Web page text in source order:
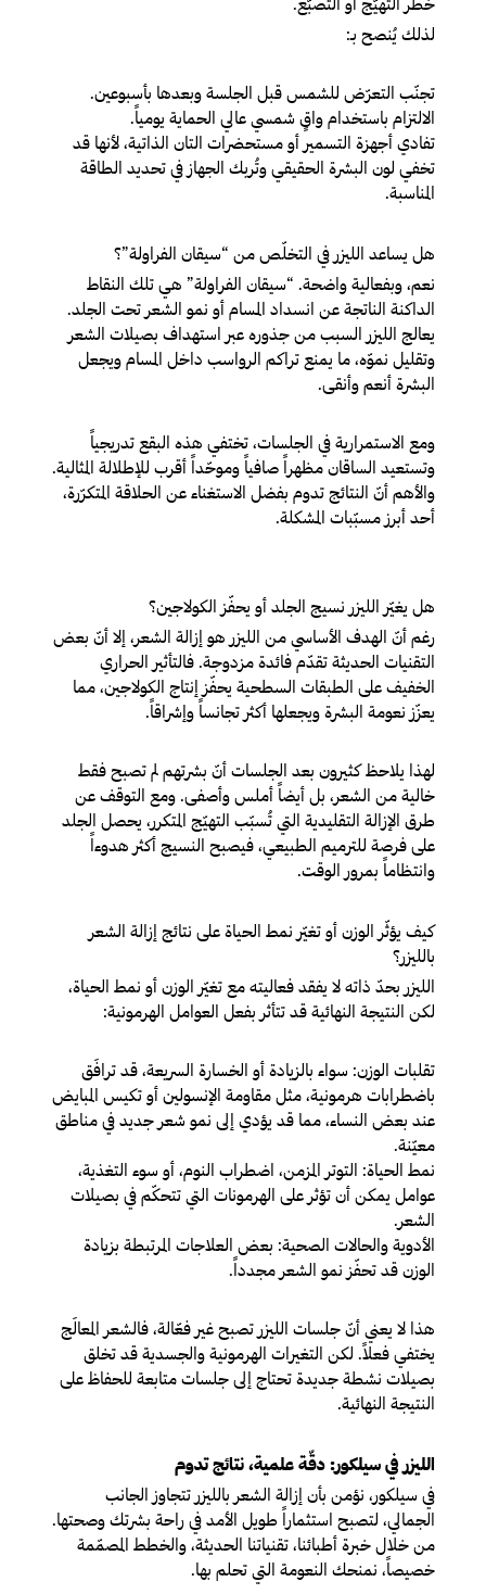
لذلك يُنصح بـ:
تجنّب التعرّض للشمس قبل الجلسة وبعدها بأسبوعين.
الالتزام باستخدام واقٍ شمسي عالي الحماية يومياً.
تفادي أجهزة التسمير أو مستحضرات التان الذاتية، لأنها قد
تخفي لون البشرة الحقيقي وتُربك الجهاز في تحديد الطاقة
المناسبة.
هل يساعد الليزر في التخلّص من “سيقان الفراولة”؟
نعم، وبفعالية واضحة. “سيقان الفراولة” هي تلك النقاط
الداكنة الناتجة عن انسداد المسام أو نمو الشعر تحت الجلد.
يعالج الليزر السبب من جذوره عبر استهداف بصيلات الشعر
وتقليل نموّه، ما يمنع تراكم الرواسب داخل المسام ويجعل
البشرة أنعم وأنقى.
ومع الاستمرارية في الجلسات، تختفي هذه البقع تدريجياً
وتستعيد الساقان مظهراً صافياً وموحّداً أقرب للإطلالة المثالية.
والأهم أنّ النتائج تدوم بفضل الاستغناء عن الحلاقة المتكرّرة،
أحد أبرز مسبّبات المشكلة.
هل يغيّر الليزر نسيج الجلد أو يحفّز الكولاجين؟
رغم أنّ الهدف الأساسي من الليزر هو إزالة الشعر، إلا أنّ بعض
التقنيات الحديثة تقدّم فائدة مزدوجة. فالتأثير الحراري
الخفيف على الطبقات السطحية يحفّز إنتاج الكولاجين، مما
يعزّز نعومة البشرة ويجعلها أكثر تجانساً وإشراقاً.
لهذا يلاحظ كثيرون بعد الجلسات أنّ بشرتهم لم تصبح فقط
خالية من الشعر، بل أيضاً أملس وأصفى. ومع التوقف عن
طرق الإزالة التقليدية التي تُسبّب التهيّج المتكرر، يحصل الجلد
على فرصة للترميم الطبيعي، فيصبح النسيج أكثر هدوءاً
وانتظاماً بمرور الوقت.
كيف يؤثّر الوزن أو تغيّر نمط الحياة على نتائج إزالة الشعر
بالليزر؟
الليزر بحدّ ذاته لا يفقد فعاليته مع تغيّر الوزن أو نمط الحياة،
لكن النتيجة النهائية قد تتأثر بفعل العوامل الهرمونية:
تقلبات الوزن: سواء بالزيادة أو الخسارة السريعة، قد ترافَق
باضطرابات هرمونية، مثل مقاومة الإنسولين أو تكيس المبايض
عند بعض النساء، مما قد يؤدي إلى نمو شعر جديد في مناطق
معيّنة.
نمط الحياة: التوتر المزمن، اضطراب النوم، أو سوء التغذية،
عوامل يمكن أن تؤثر على الهرمونات التي تتحكّم في بصيلات
الشعر.
الأدوية والحالات الصحية: بعض العلاجات المرتبطة بزيادة
الوزن قد تحفّز نمو الشعر مجدداً.
هذا لا يعني أنّ جلسات الليزر تصبح غير فعّالة، فالشعر المعالَج
يختفي فعلاً. لكن التغيرات الهرمونية والجسدية قد تخلق
بصيلات نشطة جديدة تحتاج إلى جلسات متابعة للحفاظ على
النتيجة النهائية.
الليزر في سيلكور: دقّة علمية، نتائج تدوم
في سيلكور، نؤمن بأن إزالة الشعر بالليزر تتجاوز الجانب
الجمالي، لتصبح استثماراً طويل الأمد في راحة بشرتك وصحتها.
من خلال خبرة أطبائنا، تقنياتنا الحديثة، والخطط المصمّمة
خصيصاً، نمنحك النعومة التي تحلم بها.